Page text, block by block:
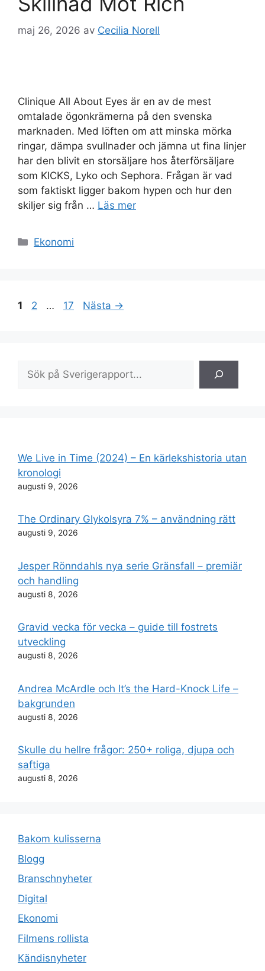
maj 26, 2026 av Cecilia Norell
Clinique All About Eyes är en av de mest
omtalade ögonkrämerna på den svenska
marknaden. Med löften om att minska mörka
ringar, dämpa svullnader och jämna ut fina linjer
har den blivit en storsäljare hos återförsäljare
som KICKS, Lyko och Sephora. Frågan är vad
som faktiskt ligger bakom hypen och hur den
skiljer sig från … Läs mer
Kategorier
Ekonomi
Sida
1 Sida
2 … Sida
17 Nästa →
We Live in Time (2024) – En kärlekshistoria utan
kronologi
augusti 9, 2026
The Ordinary Glykolsyra 7% – användning rätt
augusti 9, 2026
Jesper Rönndahls nya serie Gränsfall – premiär
och handling
augusti 8, 2026
Gravid vecka för vecka – guide till fostrets
utveckling
augusti 8, 2026
Andrea McArdle och It’s the Hard-Knock Life –
bakgrunden
augusti 8, 2026
Skulle du hellre frågor: 250+ roliga, djupa och
saftiga
augusti 8, 2026
Bakom kulisserna
Blogg
Branschnyheter
Digital
Ekonomi
Filmens rollista
Kändisnyheter